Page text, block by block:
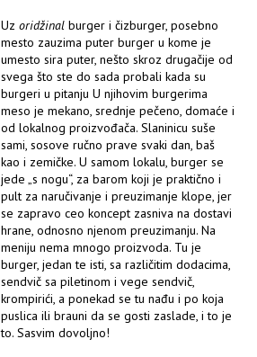
Uzoridžinal burger i čizburger, posebno
mesto zauzima puter burger u kome je
umesto sira puter, nešto skroz drugačije od
svega što ste do sada probali kada su
burgeri u pitanju U njihovim burgerima
meso je mekano, srednje pečeno, domaće i
od lokalnog proizvođača. Slaninicu suše
sami, sosove ručno prave svaki dan, baš
kao i zemičke. U samom lokalu, burger se
jede „s nogu“, za barom koji je praktično i
pult za naručivanje i preuzimanje klope, jer
se zapravo ceo koncept zasniva na dostavi
hrane, odnosno njenom preuzimanju. Na
meniju nema mnogo proizvoda. Tu je
burger, jedan te isti, sa različitim dodacima,
sendvič sa piletinom i vege sendvič,
krompirići, a ponekad se tu nađu i po koja
puslica ili brauni da se gosti zaslade, i to je
to. Sasvim dovoljno!